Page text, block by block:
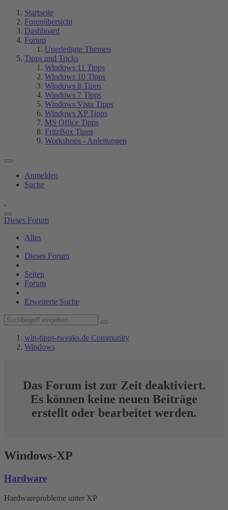
Startseite
Forenübersicht
Dashboard
Forum
Unerledigte Themen
Tipps und Tricks
Windows 11 Tipps
Windows 10 Tipps
Windows 8 Tipps
Windows 7 Tipps
Windows Vista Tipps
Windows XP Tipps
MS Office Tipps
FritzBox Tipps
Workshops - Anleitungen
Anmelden
Suche
Dieses Forum
Alles
Dieses Forum
Seiten
Forum
Erweiterte Suche
win-tipps-tweaks.de Community
Windows
Das Forum ist zur Zeit deaktiviert.
Es können keine neuen Beiträge
erstellt oder bearbeitet werden.
Windows-XP
Hardware
Hardwareprobleme unter XP